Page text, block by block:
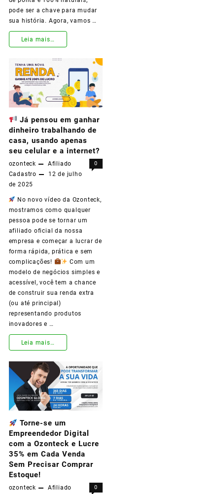
pode ser a chave para mudar
sua história. Agora, vamos …
Bem-
Vindo(a)
à
Revolução
Saúde
Seu
Primeiro
Passo
Como
Afiliado
OzonTeck!
Leia mais…
Já pensou em ganhar
dinheiro trabalhando de
casa, usando apenas
seu celular e a internet?
ozonteck
Afiliado
Cadastro
12 de julho
de 2025
0
No novo vídeo da Ozonteck,
mostramos como qualquer
pessoa pode se tornar um
afiliado oficial da nossa
empresa e começar a lucrar de
forma rápida, prática e sem
complicações!
Com um
modelo de negócios simples e
acessível, você tem a chance
de construir sua renda extra
(ou até principal)
representando produtos
inovadores e …
pensou
em
ganhar
dinheiro
trabalhando
de
casa,
usando
Leia mais…
Torne-se um
Empreendedor Digital
com a Ozonteck e Lucre
35% em Cada Venda
Sem Precisar Comprar
Estoque!
ozonteck
Afiliado
0